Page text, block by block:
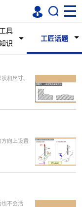
具
识
工匠话题
和尺寸。
向上设置
也不会活